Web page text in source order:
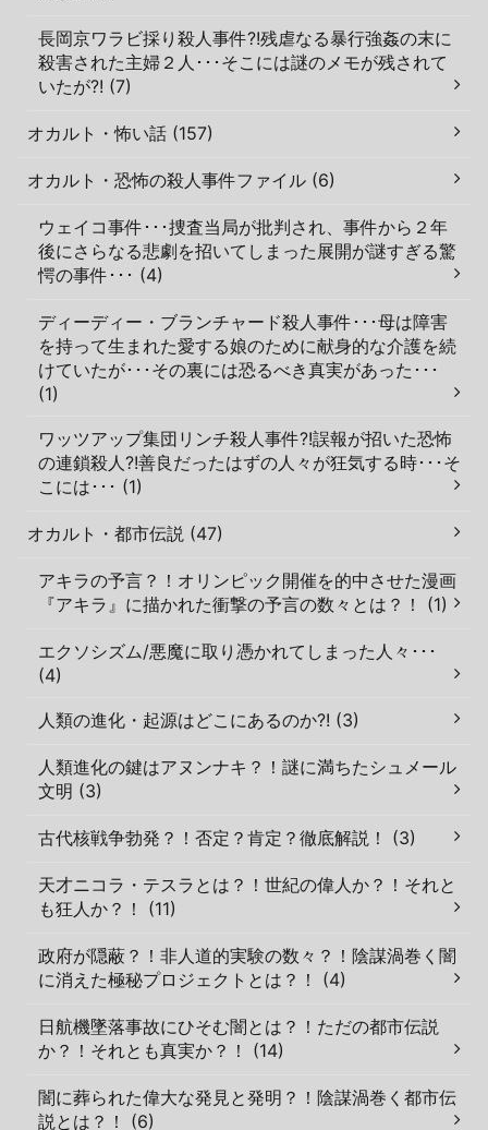
長岡京ワラビ採り殺人事件?!残虐なる暴行強姦の末に
殺害された主婦２人･･･そこには謎のメモが残されて
いたが?! (7)
オカルト・怖い話 (157)
オカルト・恐怖の殺人事件ファイル (6)
ウェイコ事件･･･捜査当局が批判され、事件から２年
後にさらなる悲劇を招いてしまった展開が謎すぎる驚
愕の事件･･･ (4)
ディーディー・ブランチャード殺人事件･･･母は障害
を持って生まれた愛する娘のために献身的な介護を続
けていたが･･･その裏には恐るべき真実があった･･･
(1)
ワッツアップ集団リンチ殺人事件?!誤報が招いた恐怖
の連鎖殺人?!善良だったはずの人々が狂気する時･･･そ
こには･･･ (1)
オカルト・都市伝説 (47)
アキラの予言？！オリンピック開催を的中させた漫画
『アキラ』に描かれた衝撃の予言の数々とは？！ (1)
エクソシズム/悪魔に取り憑かれてしまった人々･･･
(4)
人類の進化・起源はどこにあるのか?! (3)
人類進化の鍵はアヌンナキ？！謎に満ちたシュメール
文明 (3)
古代核戦争勃発？！否定？肯定？徹底解説！ (3)
天才ニコラ・テスラとは？！世紀の偉人か？！それと
も狂人か？！ (11)
政府が隠蔽？！非人道的実験の数々？！陰謀渦巻く闇
に消えた極秘プロジェクトとは？！ (4)
日航機墜落事故にひそむ闇とは？！ただの都市伝説
か？！それとも真実か？！ (14)
闇に葬られた偉大な発見と発明？！陰謀渦巻く都市伝
説とは？！ (6)